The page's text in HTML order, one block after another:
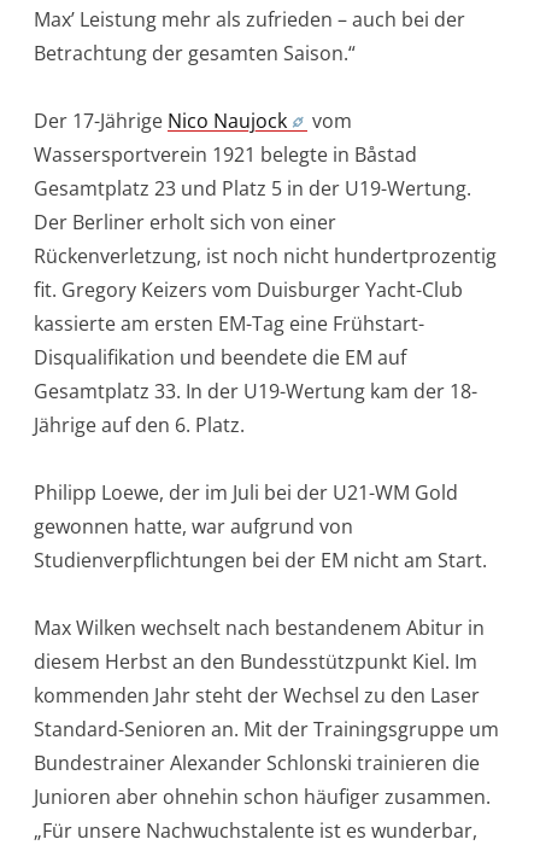
Max’ Leistung mehr als zufrieden – auch bei der
Betrachtung der gesamten Saison.“
Der 17-Jährige Nico Naujock
vom
Wassersportverein 1921 belegte in Båstad
Gesamtplatz 23 und Platz 5 in der U19-Wertung.
Der Berliner erholt sich von einer
Rückenverletzung, ist noch nicht hundertprozentig
fit. Gregory Keizers vom Duisburger Yacht-Club
kassierte am ersten EM-Tag eine Frühstart-
Disqualifikation und beendete die EM auf
Gesamtplatz 33. In der U19-Wertung kam der 18-
Jährige auf den 6. Platz.
Philipp Loewe, der im Juli bei der U21-WM Gold
gewonnen hatte, war aufgrund von
Studienverpflichtungen bei der EM nicht am Start.
Max Wilken wechselt nach bestandenem Abitur in
diesem Herbst an den Bundesstützpunkt Kiel. Im
kommenden Jahr steht der Wechsel zu den Laser
Standard-Senioren an. Mit der Trainingsgruppe um
Bundestrainer Alexander Schlonski trainieren die
Junioren aber ohnehin schon häufiger zusammen.
„Für unsere Nachwuchstalente ist es wunderbar,